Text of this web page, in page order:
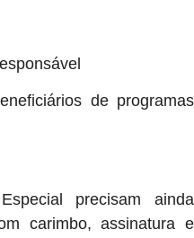
de programas
precisam ainda
carimbo, assinatura e